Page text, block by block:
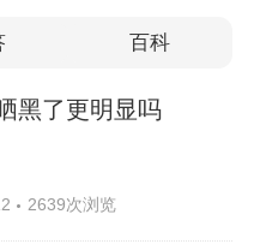
百科
黑了更明显吗
2639次浏览